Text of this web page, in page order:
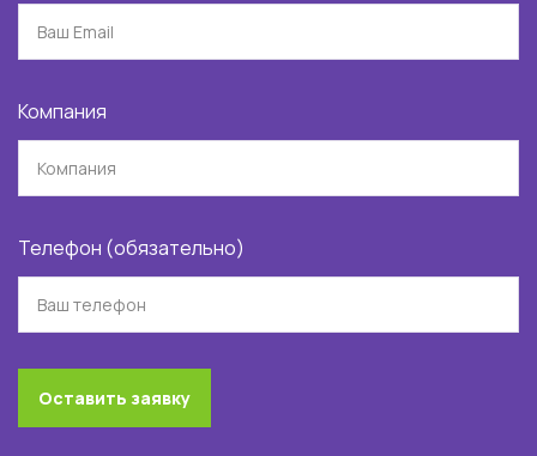
Компания
Телефон (обязательно)
Оставить заявку